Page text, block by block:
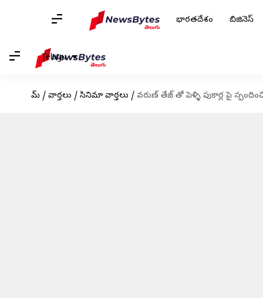
భారతదేశం బిజినెస్
Telugu
హోమ్ / వార్తలు / సినిమా వార్తలు / వరుణ్ తేజ్ తో పెళ్ళి పుకార్ల పై